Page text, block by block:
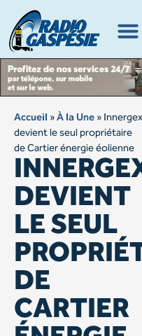
Accueil »À la Une»Innergex
devient le seul propriétaire
de Cartier énergie éolienne
DEVIENT
LE SEUL
DE
CARTIER